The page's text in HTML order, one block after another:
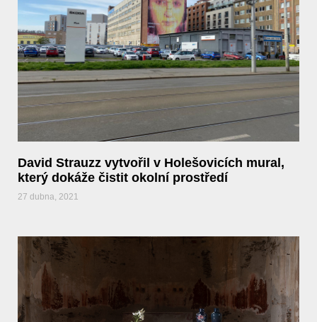
David Strauzz vytvořil v Holešovicích mural,
který dokáže čistit okolní prostředí
27 dubna, 2021